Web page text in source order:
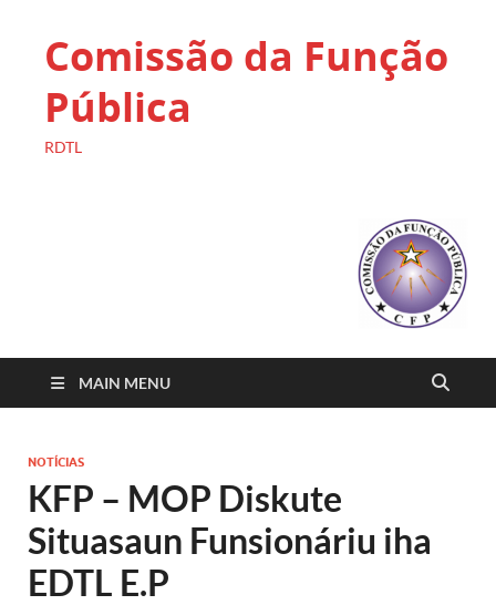
Comissão da Função
Pública
RDTL
MAIN MENU
NOTÍCIAS
KFP – MOP Diskute
Situasaun Funsionáriu iha
EDTL E.P